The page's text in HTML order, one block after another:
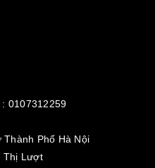
0107312259
Phố Hà Nội
Thị Lượt